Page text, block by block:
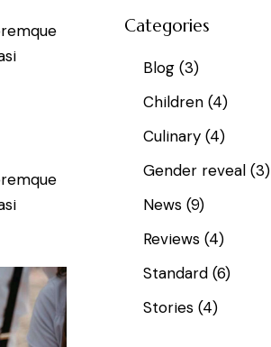
Categories
Blog(3)
Children(4)
Culinary(4)
Gender reveal(3)
News(9)
Reviews(4)
Standard(6)
Stories(4)